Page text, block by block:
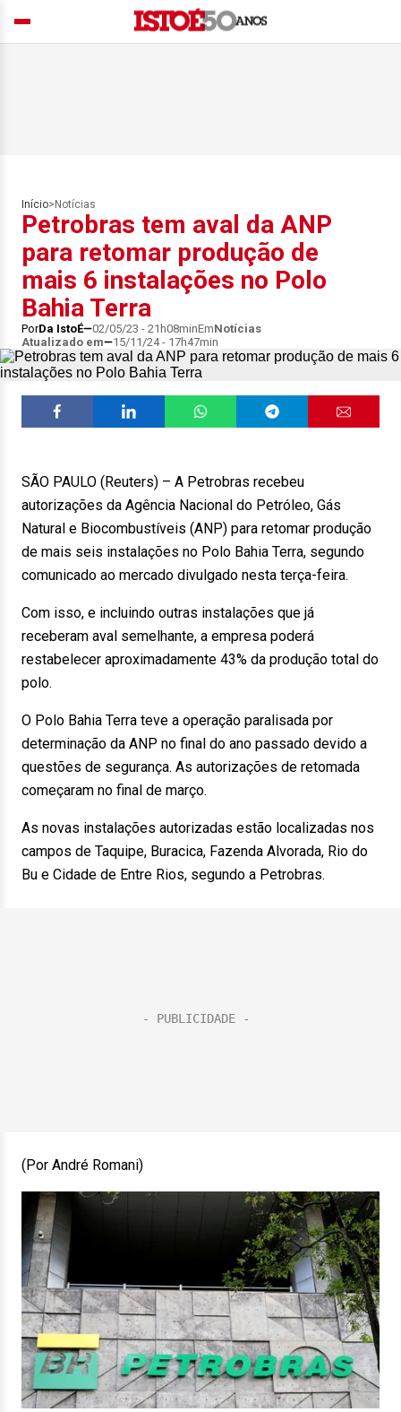
Início> Notícias
Petrobras tem aval da ANP
para retomar produção de
mais 6 instalações no Polo
Bahia Terra
PorDa IstoÉ 02/05/23 - 21h08minEmNotícias
Atualizado em
15/11/24 - 17h47min
SÃO PAULO (Reuters) – A Petrobras recebeu
autorizações da Agência Nacional do Petróleo, Gás
Natural e Biocombustíveis (ANP) para retomar produção
de mais seis instalações no Polo Bahia Terra, segundo
comunicado ao mercado divulgado nesta terça-feira.
Com isso, e incluindo outras instalações que já
receberam aval semelhante, a empresa poderá
restabelecer aproximadamente 43% da produção total do
polo.
O Polo Bahia Terra teve a operação paralisada por
determinação da ANP no final do ano passado devido a
questões de segurança. As autorizações de retomada
começaram no final de março.
As novas instalações autorizadas estão localizadas nos
campos de Taquipe, Buracica, Fazenda Alvorada, Rio do
Bu e Cidade de Entre Rios, segundo a Petrobras.
(Por André Romani)